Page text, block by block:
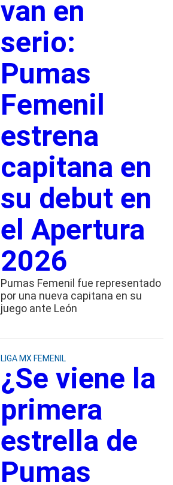
van en
serio:
Pumas
Femenil
estrena
capitana en
su debut en
el Apertura
2026
Pumas Femenil fue representado
por una nueva capitana en su
juego ante León
LIGA MX FEMENIL
¿Se viene la
primera
estrella de
Pumas